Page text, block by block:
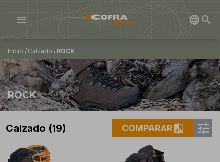
menu
Inicio / Calzado / ROCK
ROCK
Calzado (19) COMPARARcompare tune